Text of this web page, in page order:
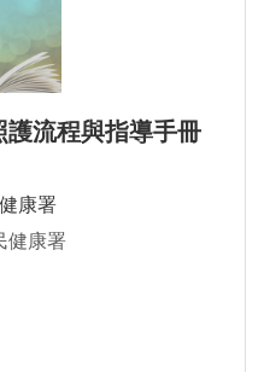
流程與指導手冊
康署
健康署